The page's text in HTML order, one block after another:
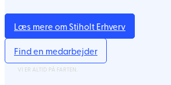
Læs mere om Stiholt Erhverv
Find en medarbejder
VI ER ALTID PÅ FARTEN.